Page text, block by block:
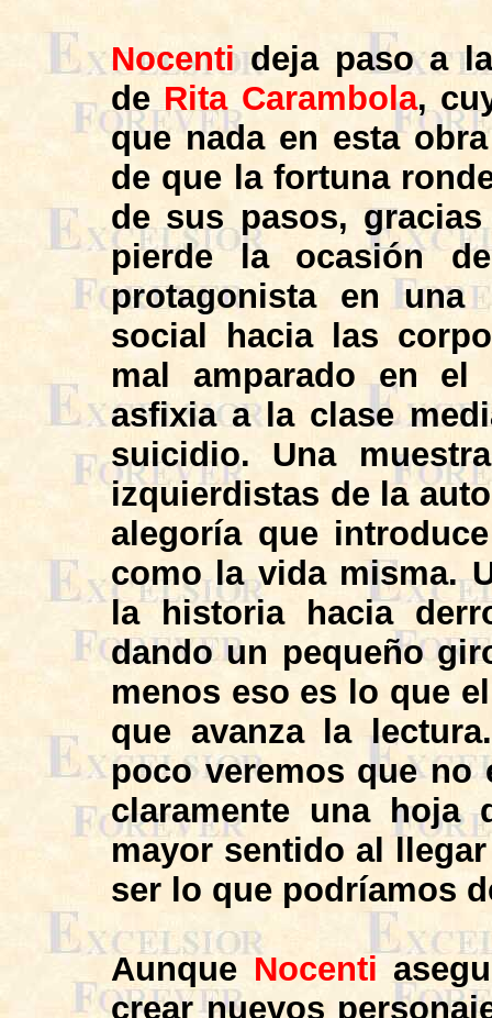
Nocentideja paso a
de Rita Carambola,
que nada en esta
de que la fortuna
de sus pasos,
pierde la ocasión
protagonista en una
social hacia las
mal amparado en
asfixia a la clase
suicidio. Una
izquierdistas de la
alegoría que
como la vida misma.
la historia hacia
dando un pequeño
menos eso es lo que
que avanza la
poco veremos que no
claramente una hoja
mayor sentido al
ser lo que podríamos
Aunque Nocenti
crear nuevos